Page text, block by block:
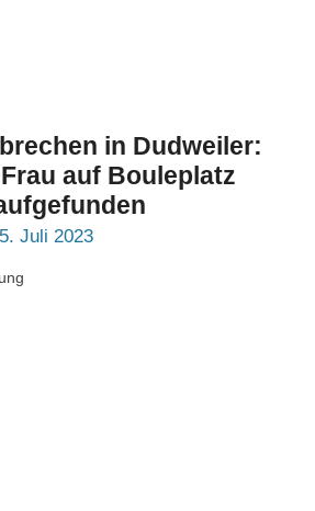
in Dudweiler:
auf Bouleplatz
Juli 2023